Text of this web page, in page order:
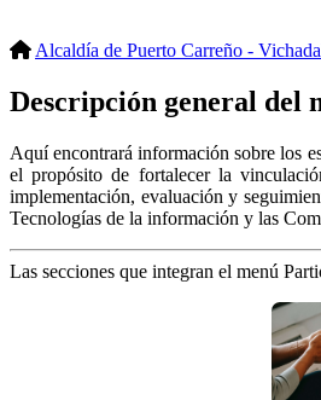
Alcaldía de Puerto Carreño - Vichada
Descripción general del
Aquí encontrará información sobre los
el propósito de fortalecer la
implementación, evaluación y
Tecnologías de la información y las
Las secciones que integran el menú